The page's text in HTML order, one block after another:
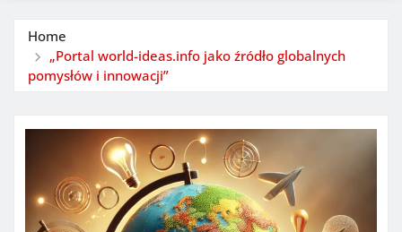
Home
„Portal world-ideas.info jako źródło globalnych
pomysłów i innowacji”